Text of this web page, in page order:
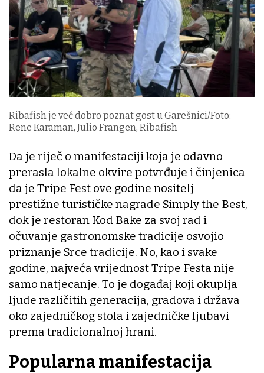
Ribafish je već dobro poznat gost u Garešnici/Foto:
Rene Karaman, Julio Frangen, Ribafish
Da je riječ o manifestaciji koja je odavno
prerasla lokalne okvire potvrđuje i činjenica
da je Tripe Fest ove godine nositelj
prestižne turističke nagrade Simply the Best,
dok je restoran Kod Bake za svoj rad i
očuvanje gastronomske tradicije osvojio
priznanje Srce tradicije. No, kao i svake
godine, najveća vrijednost Tripe Festa nije
samo natjecanje. To je događaj koji okuplja
ljude različitih generacija, gradova i država
oko zajedničkog stola i zajedničke ljubavi
prema tradicionalnoj hrani.
Popularna manifestacija